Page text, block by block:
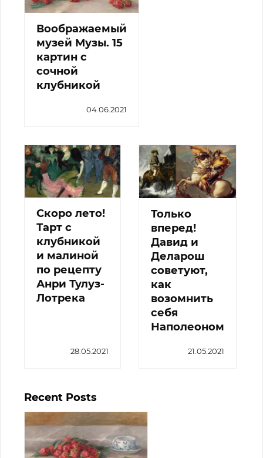
Воображаемый
музей Музы. 15
картин с
сочной
клубникой
04.06.2021
Скоро лето!
Тарт с
клубникой
и малиной
по рецепту
Анри Тулуз-
Лотрека
28.05.2021
Только
вперед!
Давид и
Деларош
советуют,
как
возомнить
себя
Наполеоном
21.05.2021
Recent Posts